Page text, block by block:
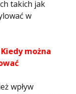
takich jak
w
można
wpływ